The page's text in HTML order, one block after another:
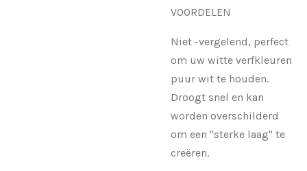
VOORDELEN
Niet -vergelend, perfect
om uw witte verfkleuren
puur wit te houden.
Droogt snel en kan
worden overschilderd
om een ​​"sterke laag" te
creëren.